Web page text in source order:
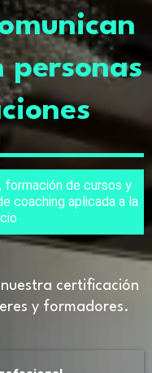
formación de cursos y
coaching aplicada a la
nuestra certificación
y formadores.